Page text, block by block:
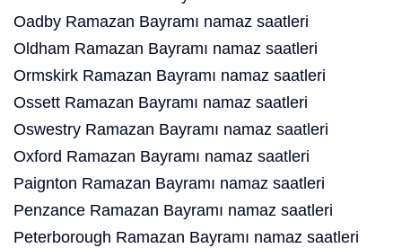
Oadby Ramazan Bayramı namaz saatleri
Oldham Ramazan Bayramı namaz saatleri
Ormskirk Ramazan Bayramı namaz saatleri
Ossett Ramazan Bayramı namaz saatleri
Oswestry Ramazan Bayramı namaz saatleri
Oxford Ramazan Bayramı namaz saatleri
Paignton Ramazan Bayramı namaz saatleri
Penzance Ramazan Bayramı namaz saatleri
Peterborough Ramazan Bayramı namaz saatleri